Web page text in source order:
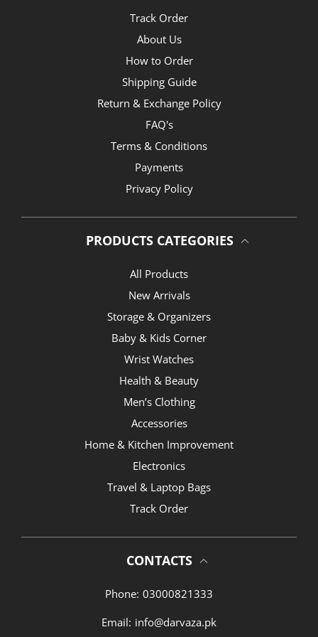
Track Order
About Us
How to Order
Shipping Guide
Return & Exchange Policy
FAQ's
Terms & Conditions
Payments
Privacy Policy
PRODUCTS CATEGORIES
All Products
New Arrivals
Storage & Organizers
Baby & Kids Corner
Wrist Watches
Health & Beauty
Men’s Clothing
Accessories
Home & Kitchen Improvement
Electronics
Travel & Laptop Bags
Track Order
CONTACTS
Phone: 03000821333
Email: info@darvaza.pk